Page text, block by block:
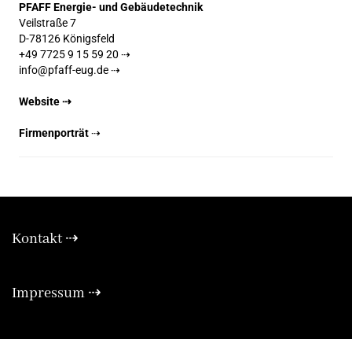
PFAFF Energie- und Gebäudetechnik
Veilstraße 7
D-78126 Königsfeld
+49 7725 9 15 59 20 ⇢
info@pfaff-eug.de ⇢
Website ⇢
Firmenporträt⇢
Kontakt ⇢
Impressum ⇢